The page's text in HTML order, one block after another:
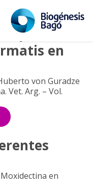
por
en
von Guradze
Vet. Arg. – Vol.
en